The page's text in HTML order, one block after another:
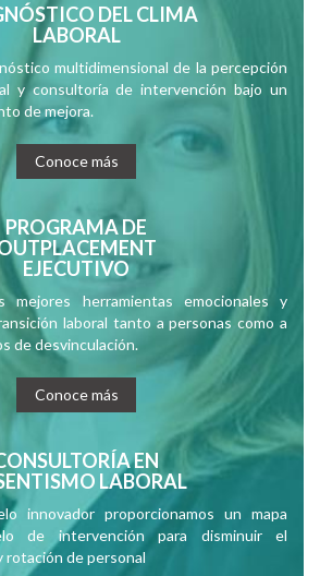
DEL CLIMA
LABORAL
multidimensional de la percepción
y consultoría de intervención bajo un
de mejora.
Conoce más
PROGRAMA DE
EJECUTIVO
mejores herramientas emocionales y
laboral tanto a personas como a
de desvinculación.
Conoce más
EN
LABORAL
innovador proporcionamos un mapa
de intervención para disminuir el
rotación de personal